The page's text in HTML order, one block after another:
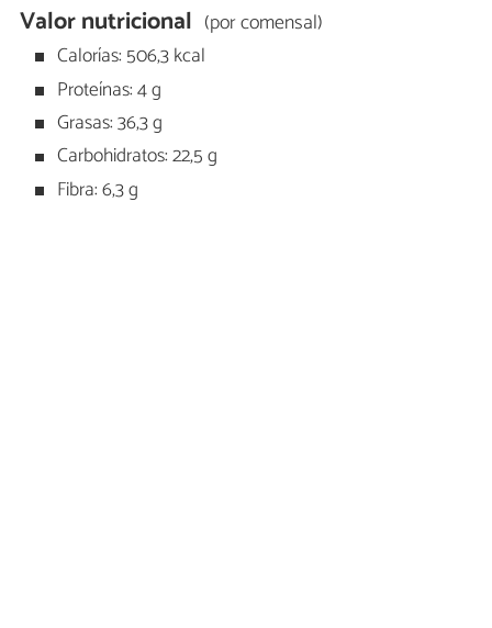
Valor nutricional (por comensal)
Calorías: 506,3 kcal
Proteínas: 4 g
Grasas: 36,3 g
Carbohidratos: 22,5 g
Fibra: 6,3 g